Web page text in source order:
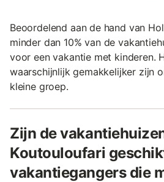
Beoordelend aan de hand van
minder dan 10% van de
voor een vakantie met kinderen.
waarschijnlijk gemakkelijker zijn
kleine groep.
Zijn de
Koutouloufari
vakantiegangers die